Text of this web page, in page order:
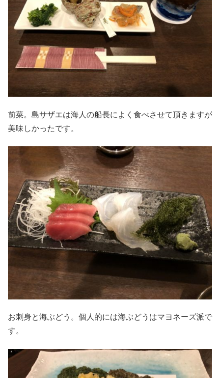
前菜。島サザエは海人の船長によく食べさせて頂きますが
美味しかったです。
お刺身と海ぶどう。個人的には海ぶどうはマヨネーズ派で
す。